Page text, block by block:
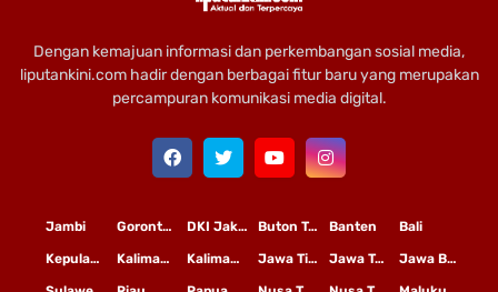
Dengan kemajuan informasi dan perkembangan sosial media,
liputankini.com hadir dengan berbagai fitur baru yang merupakan
percampuran komunikasi media digital.
Bali
Banten
Buton Tengah
DKI Jakarta
Gorontalo
Jambi
Jawa Barat
Jawa Tengah
Jawa Timur
Kalimantan Tengah
Kalimantan Timur
Kepulauan Riau